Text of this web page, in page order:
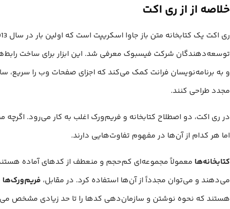
خلاصه از از ری اکت
و به برنامه‌نویسان فرانت کمک می‌کند که اجزای صفحات وب را سریع‌،
مجدد طراحی کنند.
در ری اکت، دو اصطلاح کتابخانه و فریم‌ورک اغلب به کار می‌رود.
اما هر کدام از آن‌ها در مفهوم تفاوت‌هایی دارند.
کتابخانه‌ها معمولاً مجموعه‌ای کم‌حجم و منعطف از کدهای آماده
می‌دهند و می‌توان مجدداً از آن‌ها استفاده کرد. در مقابل، فریم‌ورک‌ها
هستند که نحوه نوشتن و سازمان‌دهی کدها را تا حد زیادی مشخص